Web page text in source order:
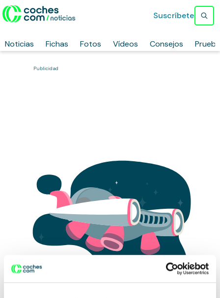
Noticias Fichas Fotos Vídeos Consejos
Suscríbete
Publicidad